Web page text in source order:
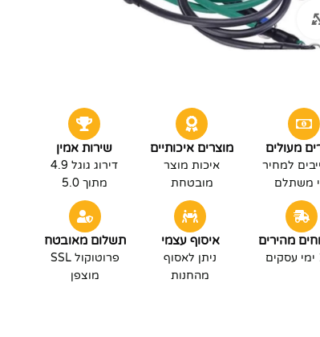
לחץ להגדלה
מעולים
למחיר
משתלם
מוצרים איכותיים
איכות מוצר
מובטחת
שירות אמין
דירוג גוגל 4.9
מתוך 5.0
מהירים איסוף עצמי
ניתן לאסוף
מהחנות
תשלום מאובטח
פרוטוקול SSL
מוצפן